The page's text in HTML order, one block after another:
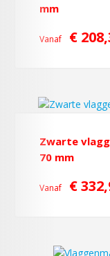
mm
Vanaf €
Zwarte
70 mm
Vanaf €